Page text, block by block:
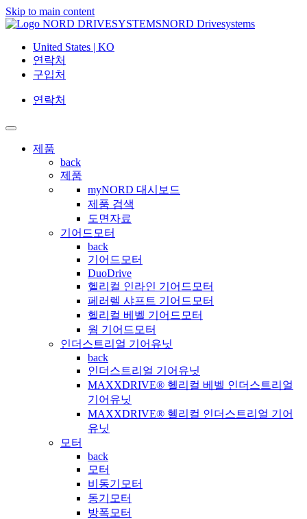
Skip to main content
NORD Drivesystems
United States | KO
연락처
구입처
연락처
제품
back
제품
myNORD 대시보드
제품 검색
도면자료
기어드모터
back
기어드모터
DuoDrive
헬리컬 인라인 기어드모터
페러렐 샤프트 기어드모터
헬리컬 베벨 기어드모터
웜 기어드모터
인더스트리얼 기어유닛
back
인더스트리얼 기어유닛
MAXXDRIVE® 헬리컬 베벨 인더스트리얼
기어유닛
MAXXDRIVE® 헬리컬 인더스트리얼 기어
유닛
모터
back
모터
비동기모터
동기모터
방폭모터